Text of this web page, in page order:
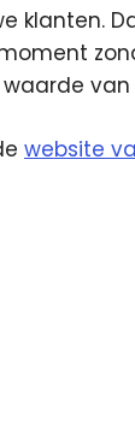
klanten.
van
website